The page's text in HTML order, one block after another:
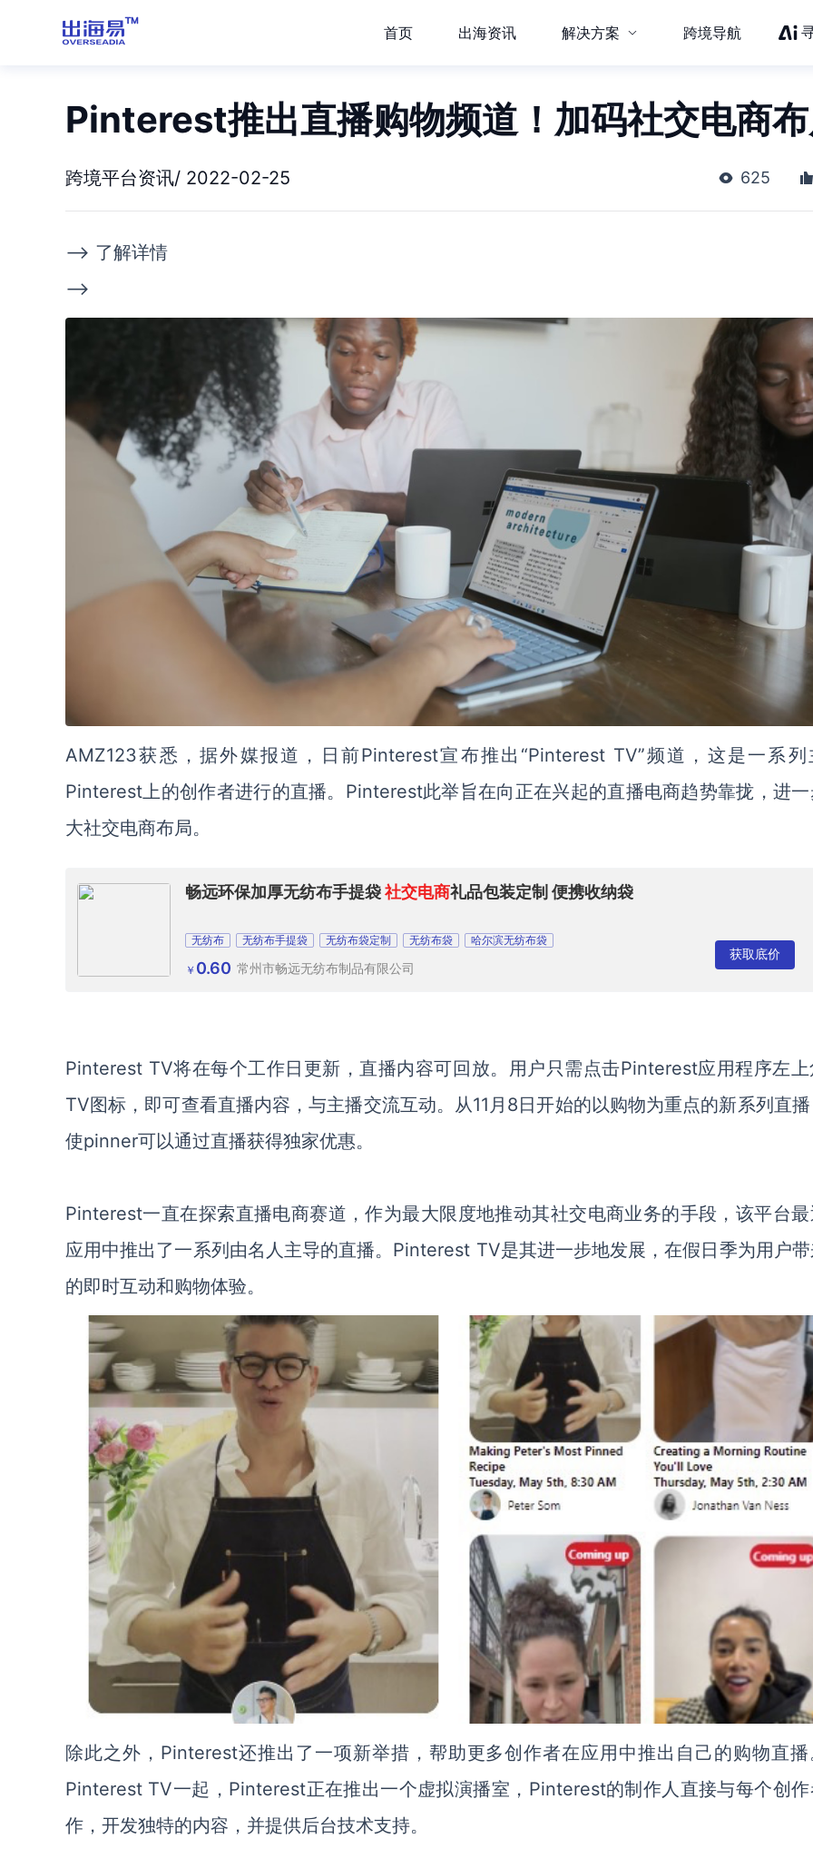
首页 出海资讯 解决方案 跨境导航
Pinterest推出直播购物频道！加码社交电商
跨境平台资讯/ 2022-02-25 625
--> 了解详情
-->
AMZ123获悉，据外媒报道，日前Pinterest宣布推出“Pinterest TV”频道，这是一系列
Pinterest上的创作者进行的直播。Pinterest此举旨在向正在兴起的直播电商趋势靠拢，进
大社交电商布局。
畅远环保加厚无纺布手提袋社交电商礼品包装定制 便携收纳袋
无纺布 无纺布手提袋 无纺布袋定制 无纺布袋 哈尔滨无纺布袋
￥ 0.60 常州市畅远无纺布制品有限公司
获取底价
Pinterest TV将在每个工作日更新，直播内容可回放。用户只需点击Pinterest应用程序左
TV图标，即可查看直播内容，与主播交流互动。从11月8日开始的以购物为重点的新系列直
使pinner可以通过直播获得独家优惠。
Pinterest一直在探索直播电商赛道，作为最大限度地推动其社交电商业务的手段，该平台
应用中推出了一系列由名人主导的直播。Pinterest TV是其进一步地发展，在假日季为用户
的即时互动和购物体验。
除此之外，Pinterest还推出了一项新举措，帮助更多创作者在应用中推出自己的购物直播
Pinterest TV一起，Pinterest正在推出一个虚拟演播室，Pinterest的制作人直接与每个创
作，开发独特的内容，并提供后台技术支持。